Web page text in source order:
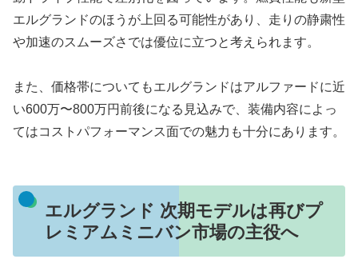
エルグランドのほうが上回る可能性があり、走りの静粛性
や加速のスムーズさでは優位に立つと考えられます。
また、価格帯についてもエルグランドはアルファードに近
い600万〜800万円前後になる見込みで、装備内容によっ
てはコストパフォーマンス面での魅力も十分にあります。
エルグランド 次期モデルは再びプ
レミアムミニバン市場の主役へ